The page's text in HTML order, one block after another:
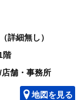
詳細無し）
階
舗・事務所
地図を見る